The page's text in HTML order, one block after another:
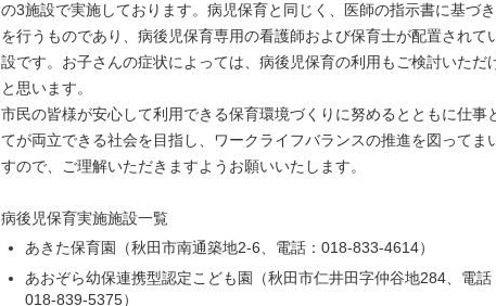
の3施設で実施しております。病児保育と同じく、医師の指示書に基づ
を行うものであり、病後児保育専用の看護師および保育士が配置されて
設です。お子さんの症状によっては、病後児保育の利用もご検討いただ
と思います。
市民の皆様が安心して利用できる保育環境づくりに努めるとともに仕事
てが両立できる社会を目指し、ワークライフバランスの推進を図ってま
すので、ご理解いただきますようお願いいたします。
病後児保育実施施設一覧
あきた保育園（秋田市南通築地2-6、電話：018-833-4614）
あおぞら幼保連携型認定こども園（秋田市仁井田字仲谷地284、電話
018-839-5375）